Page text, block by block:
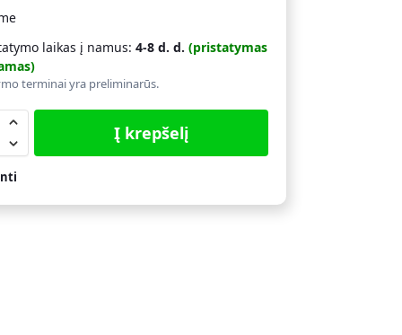
laikas į namus:4-8 d. d. (pristatymas
terminai yra preliminarūs.
Į krepšelį